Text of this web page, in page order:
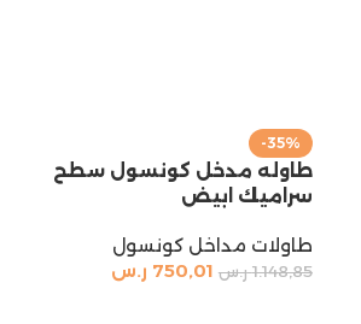
-35%
طاوله مدخل كونسول سطح
سراميك ابيض
طاولات مداخل كونسول
1.148,85 ر.س 750,01 ر.س